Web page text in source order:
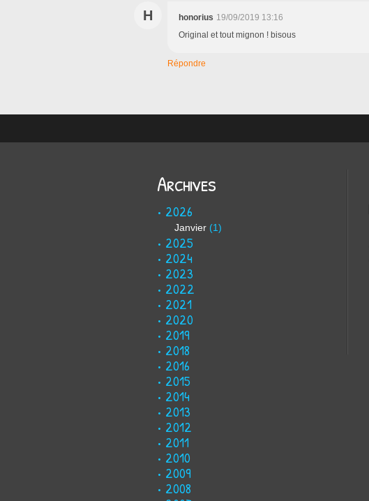
H honorius 19/09/2019 13:16
Original et tout mignon ! bisous
Répondre
Archives
2026
Janvier (1)
2025
2024
2023
2022
2021
2020
2019
2018
2016
2015
2014
2013
2012
2011
2010
2009
2008